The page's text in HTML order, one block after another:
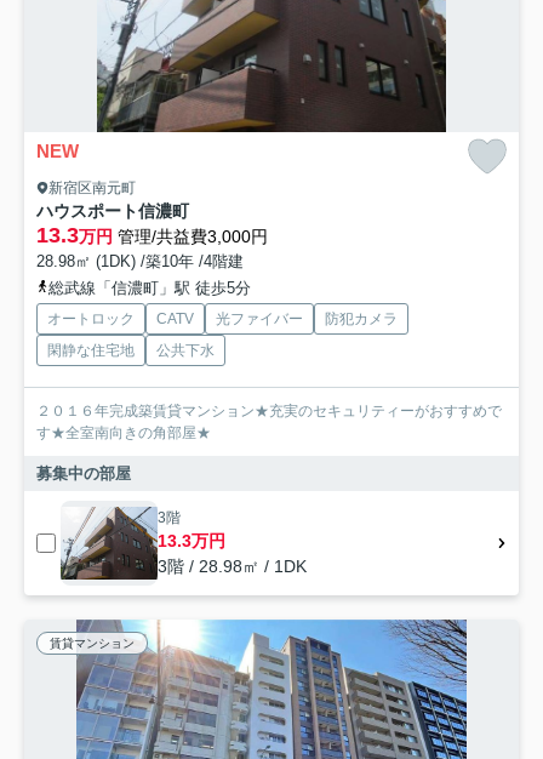
NEW
新宿区南元町
ハウスポート信濃町
13.3万円 管理/共益費3,000円
28.98㎡ (1DK) /築10年 /4階建
総武線「信濃町」駅 徒歩5分
オートロック CATV 光ファイバー
防犯カメラ
閑静な住宅地
公共下水
２０１６年完成築賃貸マンション★充実のセキュリティーがおすすめで
す★全室南向きの角部屋★
募集中の部屋
3階
13.3万円
3階 / 28.98㎡ / 1DK
賃貸マンション